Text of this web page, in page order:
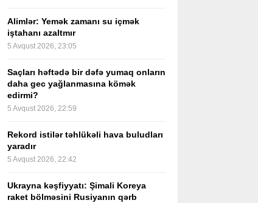
Alimlər: Yemək zamanı su içmək
iştahanı azaltmır
5 Avqust 2026, 23:05
Saçları həftədə bir dəfə yumaq onların
daha gec yağlanmasına kömək
edirmi?
5 Avqust 2026, 22:59
Rekord istilər təhlükəli hava buludları
yaradır
5 Avqust 2026, 22:42
Ukrayna kəşfiyyatı: Şimali Koreya
raket bölməsini Rusiyanın qərb